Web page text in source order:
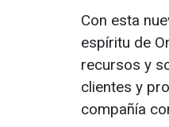
Con esta
espíritu de
recursos y
clientes y
compañía